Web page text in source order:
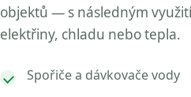
objektů — s následným
elektřiny, chladu nebo tepla.
Spořiče a dávkovače vody